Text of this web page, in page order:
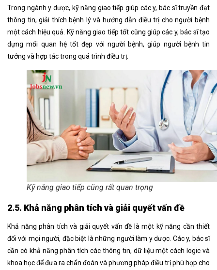
Trong ngành y dược, kỹ năng giao tiếp giúp các y, bác sĩ truyền đạt
thông tin, giải thích bệnh lý và hướng dẫn điều trị cho người bệnh
một cách hiệu quả. Kỹ năng giao tiếp tốt cũng giúp các y, bác sĩ tạo
dựng mối quan hệ tốt đẹp với người bệnh, giúp người bệnh tin
tưởng và hợp tác trong quá trình điều trị.
Kỹ năng giao tiếp cũng rất quan trọng
2.5. Khả năng phân tích và giải quyết vấn đề
Khả năng phân tích và giải quyết vấn đề là một kỹ năng cần thiết
đối với mọi người, đặc biệt là những người làm y dược. Các y, bác sĩ
cần có khả năng phân tích các thông tin, dữ liệu một cách logic và
khoa học để đưa ra chẩn đoán và phương pháp điều trị phù hợp cho